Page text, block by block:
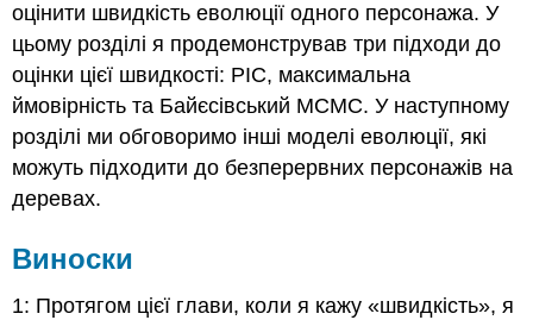
оцінити швидкість еволюції одного персонажа. У
цьому розділі я продемонстрував три підходи до
оцінки цієї швидкості: PIC, максимальна
ймовірність та Байєсівський MCMC. У наступному
розділі ми обговоримо інші моделі еволюції, які
можуть підходити до безперервних персонажів на
деревах.
Виноски
1: Протягом цієї глави, коли я кажу «швидкість», я